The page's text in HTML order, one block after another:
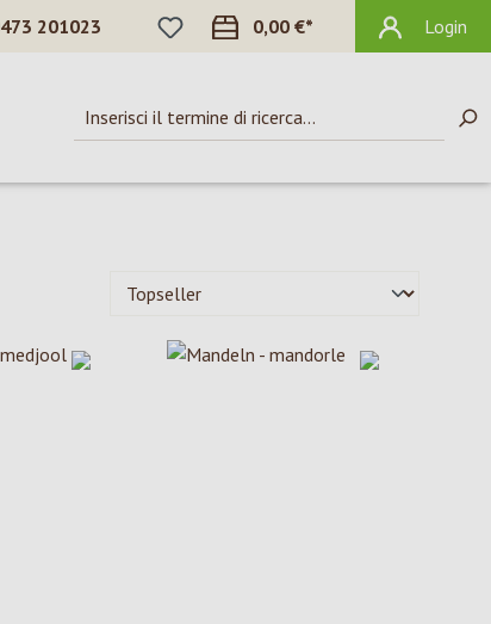
201023
HAI 0 ARTICOLI NELLA LISTA DEI
0,00 €* Login